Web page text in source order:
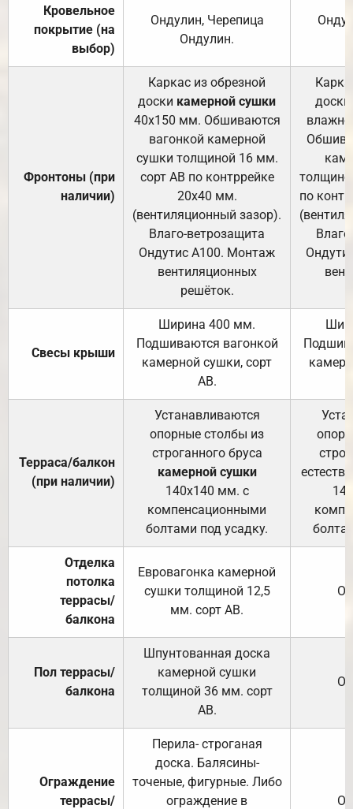
Кровельное
покрытие (на
выбор)
Ондулин, Черепица
Ондулин.
Фронтоны (при
наличии)
Каркас из обрезной
доски камерной сушки
40х150 мм. Обшиваются
вагонкой камерной
сушки толщиной 16 мм.
сорт АВ по контррейке
20х40 мм.
(вентиляционный зазор).
Влаго-ветрозащита
Ондутис А100. Монтаж
вентиляционных
решёток.
доски
по
Свесы крыши
Ширина 400 мм.
Подшиваются вагонкой
камерной сушки, сорт
АВ.
Терраса/балкон
(при наличии)
Устанавливаются
опорные столбы из
строганного бруса
камерной сушки
140х140 мм. с
компенсационными
болтами под усадку.
Отделка
потолка
террасы/
балкона
Евровагонка камерной
сушки толщиной 12,5
мм. сорт АВ.
Пол террасы/
балкона
Шпунтованная доска
камерной сушки
толщиной 36 мм. сорт
АВ.
Ограждение
террасы/
Перила- строганая
доска. Балясины-
точеные, фигурные. Либо
ограждение в